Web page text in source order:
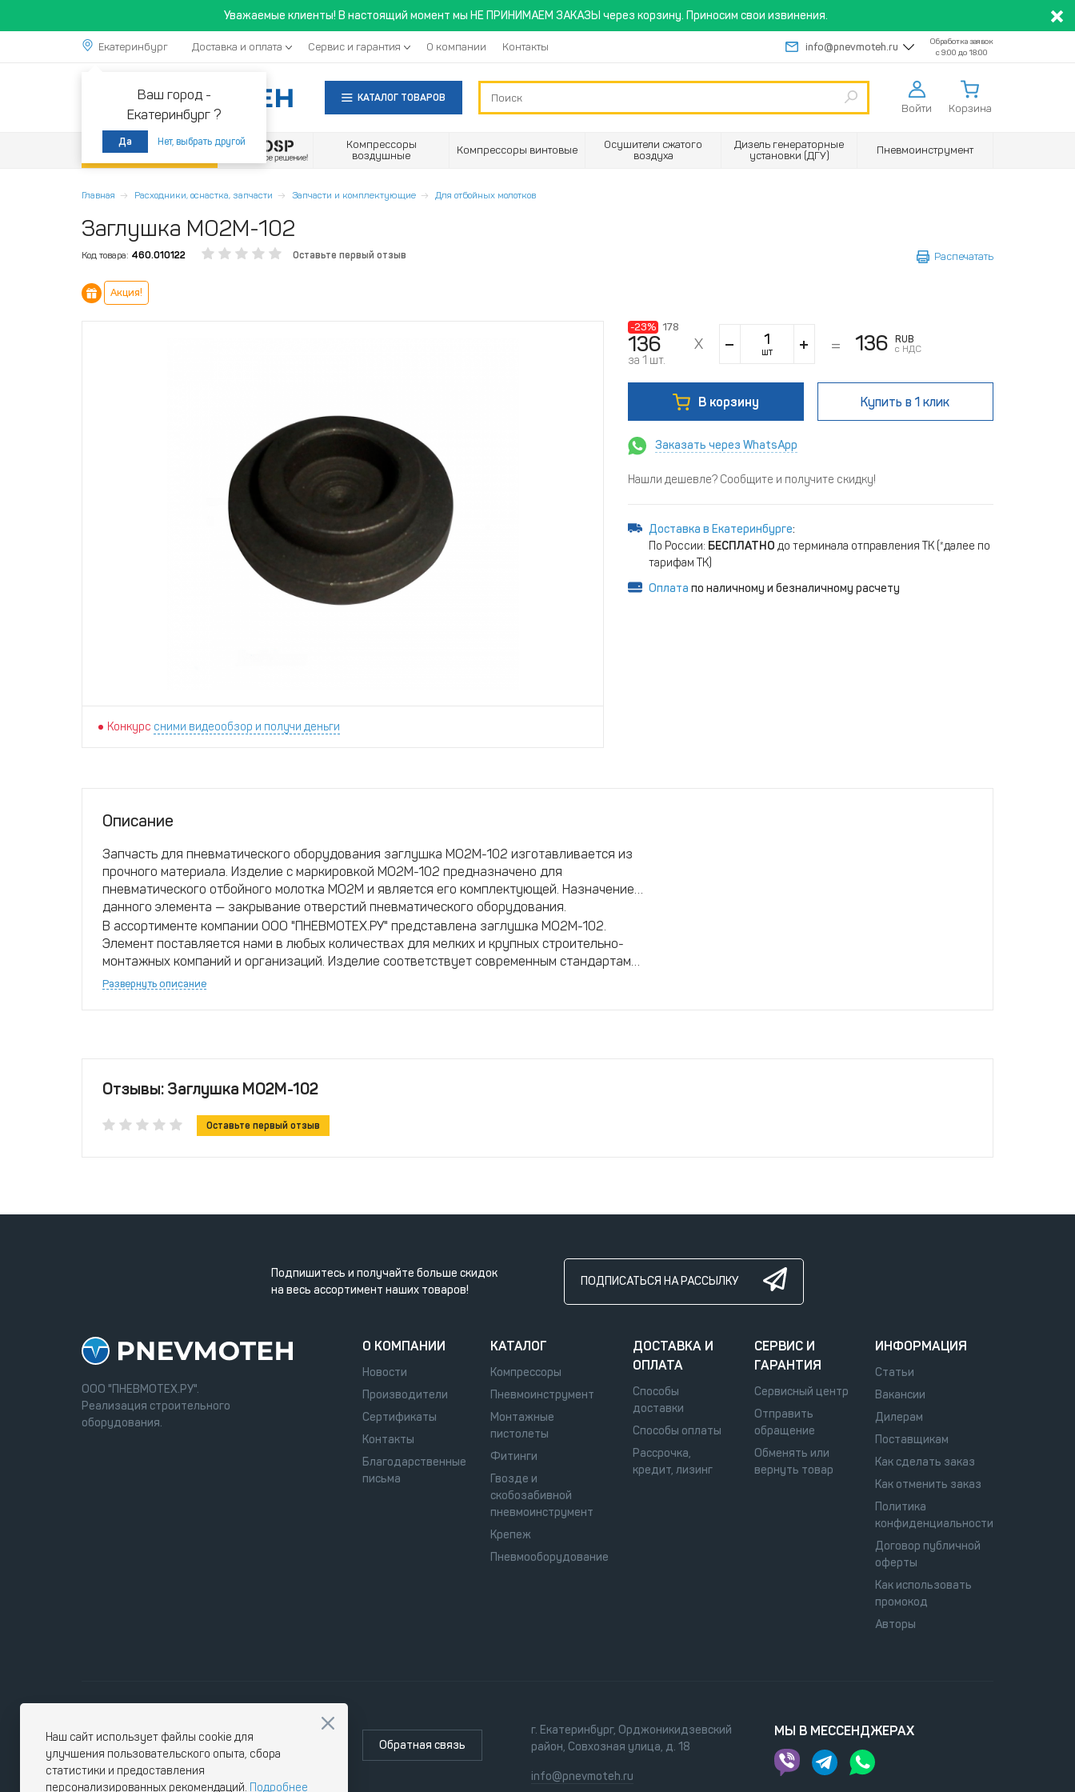
Уважаемые клиенты! В настоящий момент мы НЕ ПРИНИМАЕМ ЗАКАЗЫ через корзину. Приносим свои извинения.
Екатеринбург
Ваш город -
Екатеринбург ?
Да Нет, выбрать другой
Доставка и оплата Сервис и гарантия О компании Контакты info@pnevmoteh.ru
Обработка заявок
с 9:00 до 18:00
КАТАЛОГ ТОВАРОВ
Войти Корзина
Акции
Компрессоры
воздушные
Компрессоры винтовые
Осушители сжатого
воздуха
Дизель генераторные
установки (ДГУ)
Пневмоинструмент
Главная Расходники, оснастка, запчасти Запчасти и комплектующие Для отбойных молотков
Заглушка МО2М-102
Код товара: 460.010122 Оставьте первый отзыв Распечатать
Акция!
Конкурс сними видеообзор и получи деньги
-23% 178
136
за 1 шт.
шт 136
RUB
с НДС
В корзину Купить в 1 клик
Заказать через WhatsApp
Нашли дешевле? Сообщите и получите скидку!
Доставка в Екатеринбурге:
По России: БЕСПЛАТНО до терминала отправления ТК (*далее по
тарифам ТК)
Оплата по наличному и безналичному расчету
Описание
Запчасть для пневматического оборудования заглушка МО2М-102 изготавливается из
прочного материала. Изделие с маркировкой МО2М-102 предназначено для
пневматического отбойного молотка МО2М и является его комплектующей. Назначение
данного элемента — закрывание отверстий пневматического оборудования.
В ассортименте компании ООО "ПНЕВМОТЕХ.РУ" представлена заглушка МО2М-102.
Элемент поставляется нами в любых количествах для мелких и крупных строительно-
монтажных компаний и организаций. Изделие соответствует современным стандартам
качества, обладает длительным сроком эксплуатации.
Развернуть описание
Отзывы: Заглушка МО2М-102
Оставьте первый отзыв
Подпишитесь и получайте больше скидок
на весь ассортимент наших товаров!
ПОДПИСАТЬСЯ НА РАССЫЛКУ
ООО "ПНЕВМОТЕХ.РУ".
Реализация строительного
оборудования.
О КОМПАНИИ
Новости
Производители
Сертификаты
Контакты
Благодарственные
письма
КАТАЛОГ
Компрессоры
Пневмоинструмент
Монтажные
пистолеты
Фитинги
Гвозде и
скобозабивной
пневмоинструмент
Крепеж
Пневмооборудование
ДОСТАВКА И
ОПЛАТА
Способы
доставки
Способы оплаты
Рассрочка,
кредит, лизинг
СЕРВИС И
ГАРАНТИЯ
Сервисный центр
Отправить
обращение
Обменять или
вернуть товар
ИНФОРМАЦИЯ
Статьи
Вакансии
Дилерам
Поставщикам
Как сделать заказ
Как отменить заказ
Политика
конфиденциальности
Договор публичной
оферты
Как использовать
промокод
Авторы
Обратная связь
г. Екатеринбург, Орджоникидзевский
район, Совхозная улица, д. 18
info@pnevmoteh.ru
МЫ В МЕССЕНДЖЕРАХ
Наш сайт использует файлы cookie для
улучшения пользовательского опыта, сбора
статистики и предоставления
персонализированных рекомендаций. Подробнее